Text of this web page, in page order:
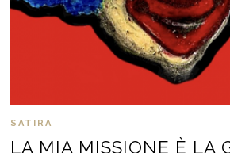
SATIRA
LA MIA MISSIONE È LA